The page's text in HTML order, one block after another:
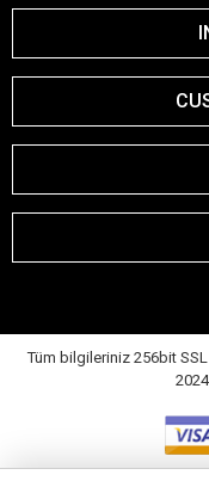
Tüm bilgileriniz 256bit